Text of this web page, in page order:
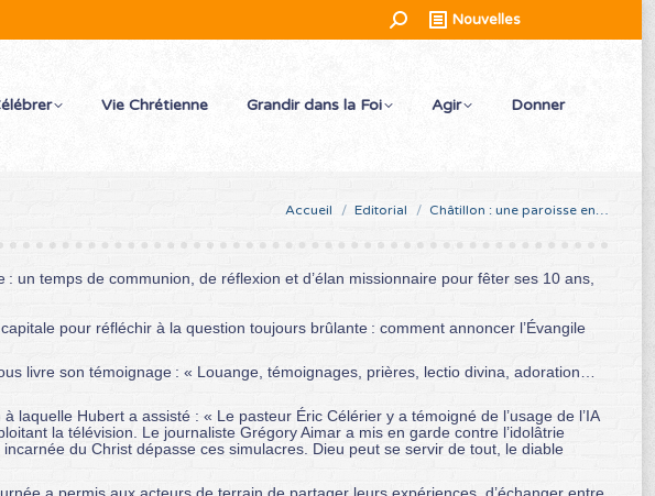
Recherche
:
Nouvelles
Vie Chrétienne Grandir dans la Foi Agir Donner
Vous êtes ici :
Accueil Editorial Châtillon : une paroisse en…
temps de communion, de réflexion et d’élan missionnaire pour fêter ses 10 ans,
pour réfléchir à la question toujours brûlante : comment annoncer l’Évangile
livre son témoignage : « Louange, témoignages, prières, lectio divina, adoration…
Hubert a assisté : « Le pasteur Éric Célérier y a témoigné de l’usage de l’IA
la télévision. Le journaliste Grégory Aimar a mis en garde contre l’idolâtrie
du Christ dépasse ces simulacres. Dieu peut se servir de tout, le diable